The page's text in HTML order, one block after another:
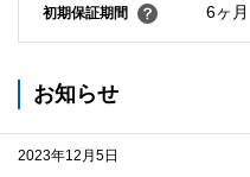
初期保証期間 6ヶ月
お知らせ
2023年12月5日